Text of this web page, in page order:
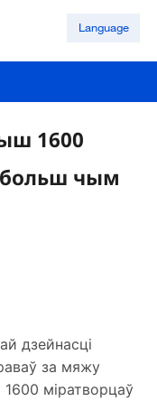
Language
1600
больш чым
дзейнасці
за мяжу
міратворцаў